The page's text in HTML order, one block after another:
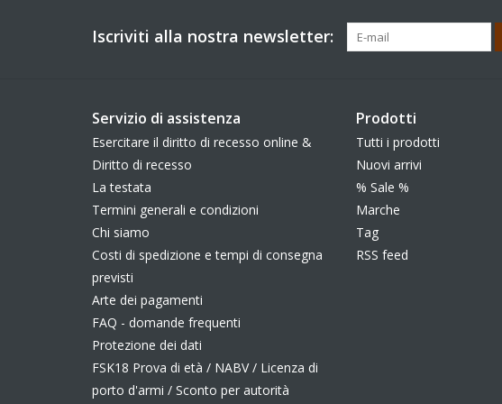
Iscriviti alla nostra newsletter:
Servizio di assistenza
Esercitare il diritto di recesso online &
Diritto di recesso
La testata
Termini generali e condizioni
Chi siamo
Costi di spedizione e tempi di consegna
previsti
Arte dei pagamenti
FAQ - domande frequenti
Protezione dei dati
FSK18 Prova di età / NABV / Licenza di
porto d'armi / Sconto per autorità
Prodotti
Tutti i prodotti
Nuovi arrivi
% Sale %
Marche
Tag
RSS feed